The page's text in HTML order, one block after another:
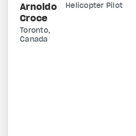
Arnoldo
Croce
Helicopter Pilot
Toronto,
Canada